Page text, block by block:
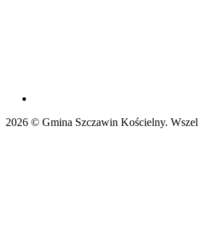
2026 © Gmina Szczawin Kościelny.